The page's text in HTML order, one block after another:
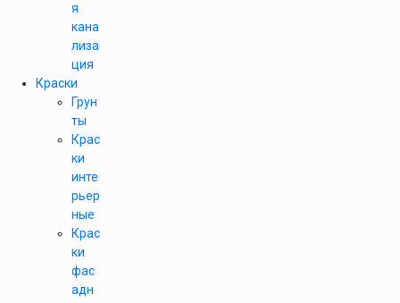
я
кана
лиза
ция
Краски
Грун
ты
Крас
ки
инте
рьер
ные
Крас
ки
фас
адн